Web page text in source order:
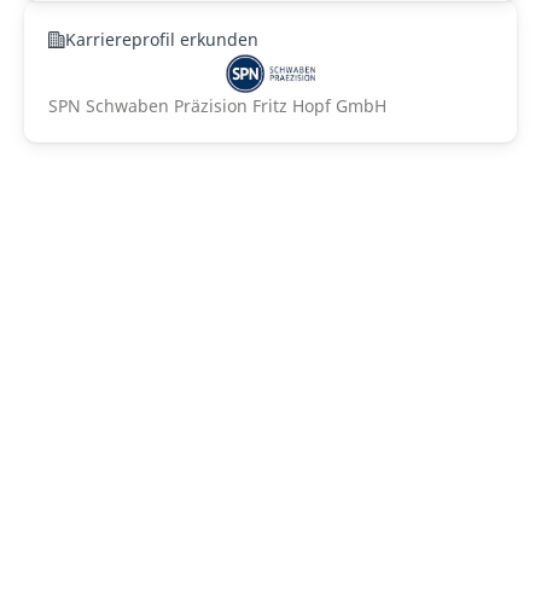
Karriereprofil erkunden
SPN Schwaben Präzision Fritz Hopf GmbH